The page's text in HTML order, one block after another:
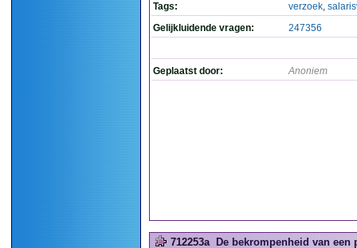
Tags:
verzoek,
Gelijkluidende vragen:
247356
Geplaatst door: Anoniem
712253a De bekrompenheid van een